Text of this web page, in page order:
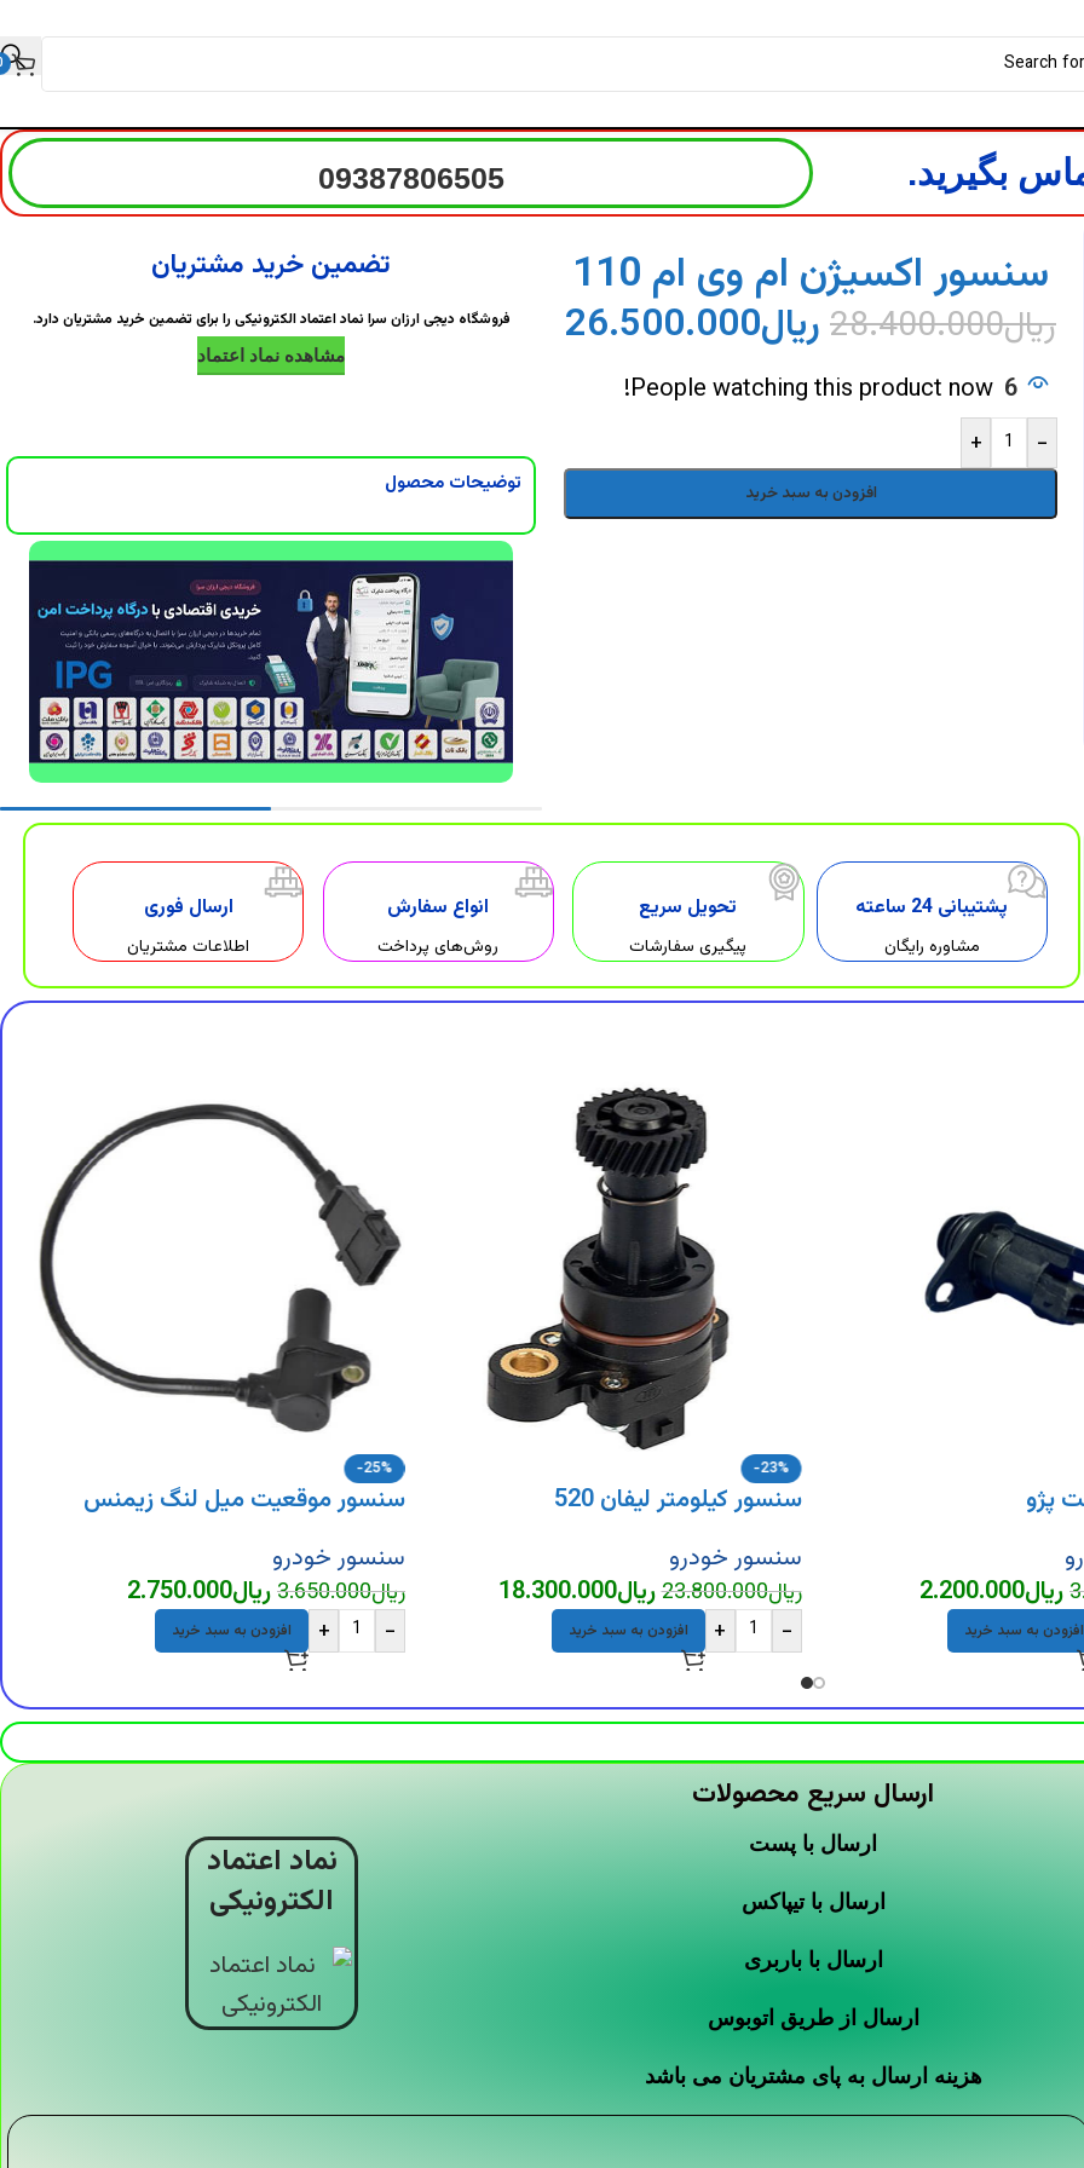
بگیرید. 09387806505
سنسور اکسیژن ام وی ام 110
ریال28.400.000 ریال26.500.000
6
People watching this product now!
-
+
افزودن به سبد خرید
تضمین خرید مشتریان
فروشگاه دیجی ارزان سرا نماد اعتماد الکترونیکی را برای تضمین خرید مشتریان دارد.
مشاهده نماد اعتماد
توضیحات محصول
پشتیبانی 24 ساعته
مشاوره رایگان
تحویل سریع
پیگیری سفارشات
انواع سفارش
روش‌های پرداخت
ارسال فوری
اطلاعات مشتریان
پژو
ریال2.200.000
افزودن به سبد خرید
-23%
سنسور کیلومتر لیفان 520
سنسور خودرو
ریال23.800.000ریال18.300.000
-
+ افزودن به سبد خرید
-25%
سنسور موقعیت میل لنگ زیمنس
سنسور خودرو
ریال3.650.000ریال2.750.000
-
+ افزودن به سبد خرید
ارسال سریع محصولات
ارسال با پست
ارسال با تیپاکس
ارسال با باربری
ارسال از طریق اتوبوس
هزینه ارسال به پای مشتریان می باشد
نماد اعتماد
الکترونیکی